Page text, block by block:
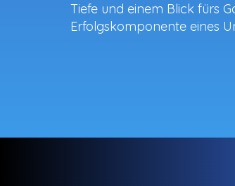
Tiefe und einem Blick fürs
Erfolgskomponente eines